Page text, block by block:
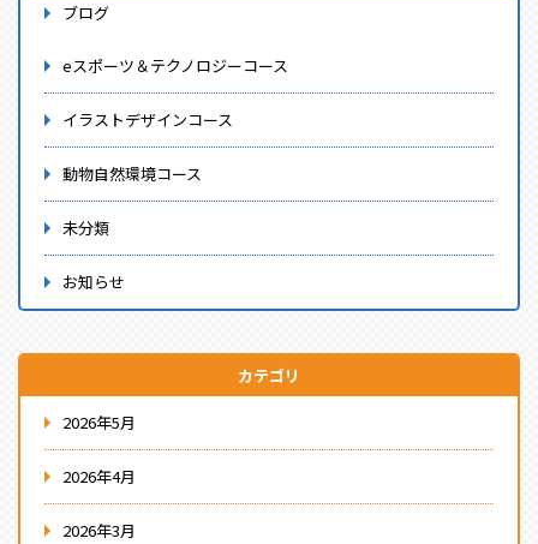
ブログ
eスポーツ＆テクノロジーコース
イラストデザインコース
動物自然環境コース
未分類
お知らせ
カテゴリ
2026年5月
2026年4月
2026年3月